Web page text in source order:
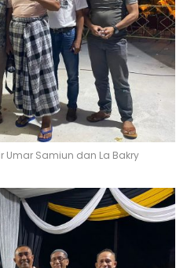
Umar Samiun dan La Bakry